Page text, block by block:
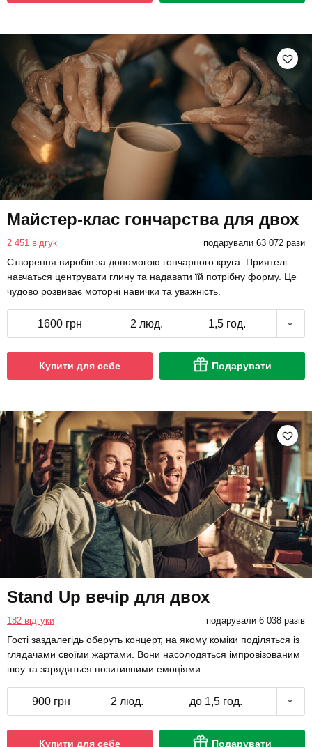
Майстер-клас гончарства для двох
2 451 відгук подарували 63 072 рази
Створення виробів за допомогою гончарного круга. Приятелі
навчаться центрувати глину та надавати їй потрібну форму. Це
чудово розвиває моторні навички та уважність.
1600 грн 2 люд. 1,5 год.
Купити для себе Подарувати
Stand Up вечір для двох
182 відгуки подарували 6 038 разів
Гості заздалегідь оберуть концерт, на якому коміки поділяться із
глядачами своїми жартами. Вони насолодяться імпровізованим
шоу та зарядяться позитивними емоціями.
900 грн 2 люд. до 1,5 год.
Купити для себе Подарувати